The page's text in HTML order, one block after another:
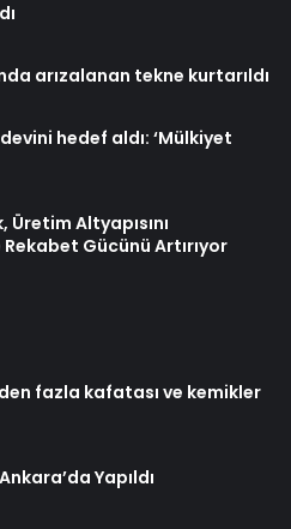
arızalanan tekne kurtarıldı
hedef aldı: ‘Mülkiyet
Üretim Altyapısını
Gücünü Artırıyor
fazla kafatası ve kemikler
Yapıldı